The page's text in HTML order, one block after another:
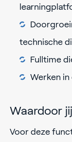
technische
Fulltime
Werken
Waardoor
Voor deze